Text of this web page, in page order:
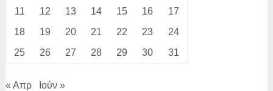
11
12 13 14 15 16
17
18
19 20 21 22 23
24
25
26 27 28 29 30 31
« Απρ Ιούν »